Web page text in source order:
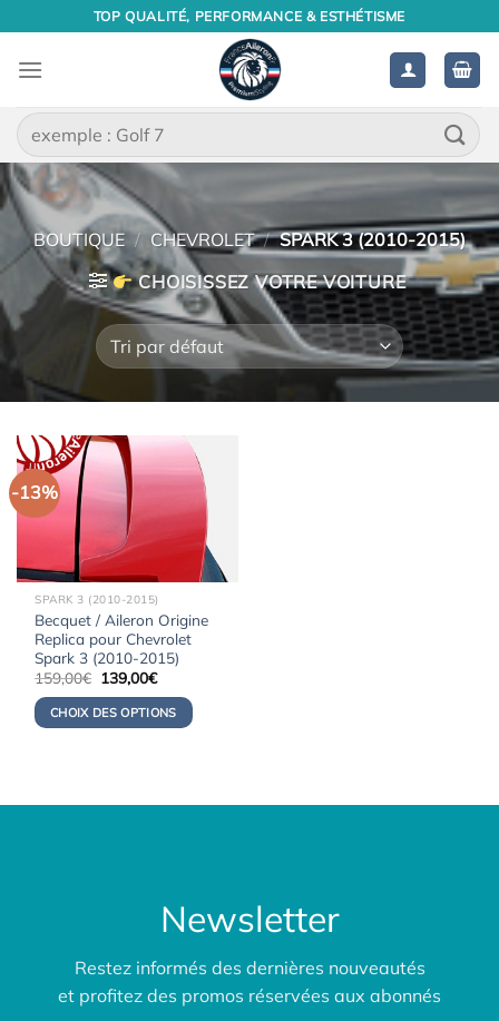
contenu
TOP QUALITÉ, PERFORMANCE & ESTHÉTISME
Recherche
pour :
BOUTIQUE / CHEVROLET / SPARK 3 (2010-2015)
CHOISISSEZ VOTRE VOITURE
-13%
SPARK 3 (2010-2015)
Becquet / Aileron Origine
Replica pour Chevrolet
Spark 3 (2010-2015)
159,00€ Le
initial
était :
159,00€.
139,00€Le
actuel
est :
139,00€.
CHOIX DES OPTIONS
Newsletter
Restez informés des dernières nouveautés
et profitez des promos réservées aux abonnés